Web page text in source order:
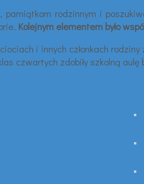
rodzinnym i
Kolejnym elementem było
i innych członkach
czwartych zdobiły szkolną